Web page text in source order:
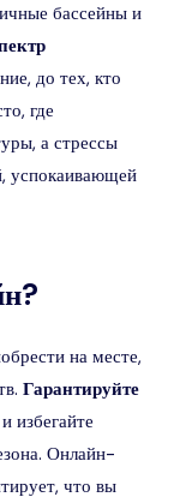
бассейны и
до тех, кто
где
а стрессы
успокаивающей
на месте,
Гарантируйте
избегайте
Онлайн-
что вы